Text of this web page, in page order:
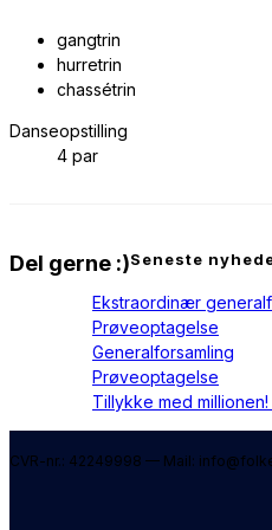
gangtrin
hurretrin
chassétrin
Danseopstilling
4 par
Del gerne :)Share
this
content
Seneste
Ekstraordinær
Prøveoptagelse
Generalforsamling
Prøveoptagelse
Tillykke med
CVR-nr.: 42249998 — Mail: